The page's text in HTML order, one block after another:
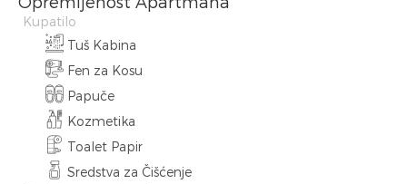
Kupatilo
Tuš Kabina
Fen za Kosu
Papuče
Kozmetika
Toalet Papir
Sredstva za Čišćenje